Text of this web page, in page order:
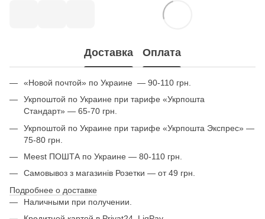
Доставка Оплата
«Новой почтой» по Украине — 90-110 грн.
Укрпоштой по Украине при тарифе «Укрпошта
Стандарт» — 65-70 грн.
Укрпоштой по Украине при тарифе «Укрпошта Экспрес» —
75-80 грн.
Meest ПОШТА по Украине — 80-110 грн.
Самовывоз з магазинів Розетки — от 49 грн.
Подробнее о доставке
Наличными при получении.